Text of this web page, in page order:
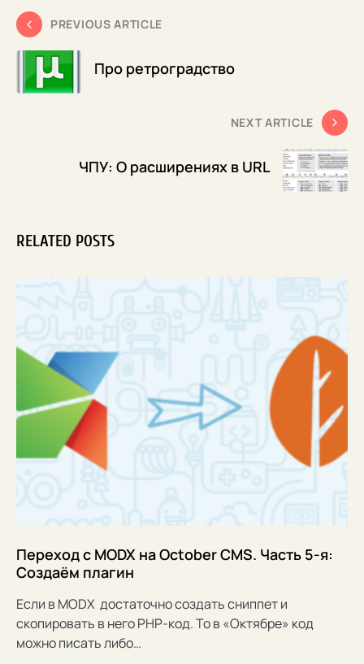
PREVIOUS ARTICLE
Про ретроградство
NEXT ARTICLE
ЧПУ: О расширениях в URL
RELATED POSTS
Переход с MODX на October CMS. Часть 5-я:
Создаём плагин
Если в MODX достаточно создать сниппет и
скопировать в него PHP-код. То в «Октябре» код
можно писать либо…